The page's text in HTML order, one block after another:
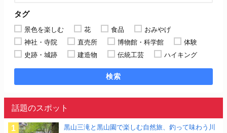
タグ
景色を楽しむ 花 食品
おみやげ
神社・寺院
直売所 博物館・科学館
体験
史跡・城跡
建造物 伝統工芸 ハイキング
検索
話題のスポット
黒山三滝と黒山園で楽しむ自然旅、釣って味わう川